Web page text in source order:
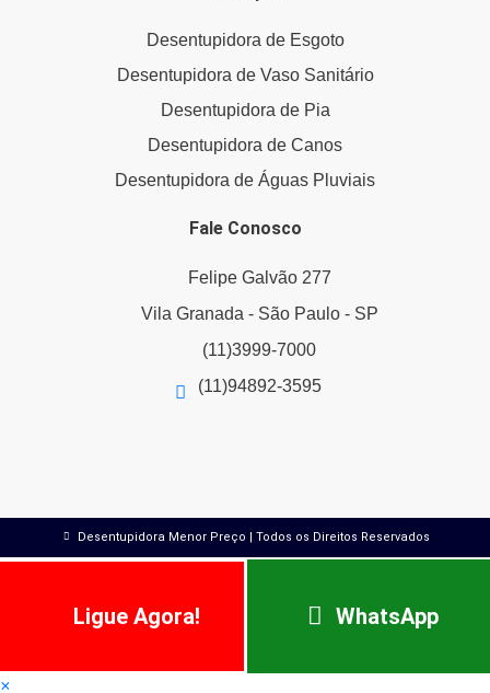
Desentupidora de Esgoto
Desentupidora de Vaso Sanitário
Desentupidora de Pia
Desentupidora de Canos
Desentupidora de Águas Pluviais
Fale Conosco
Felipe Galvão 277
Vila Granada - São Paulo - SP
(11)3999-7000
(11)94892-3595
Desentupidora Menor Preço | Todos os Direitos Reservados
Ligue Agora! WhatsApp
×